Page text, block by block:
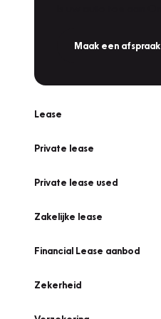
Maak een afspraak
Lease
Private lease
Private lease used
Zakelijke lease
Financial Lease aanbod
Zekerheid